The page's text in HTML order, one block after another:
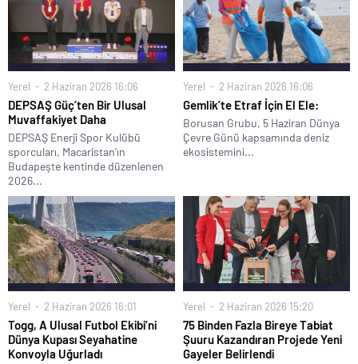
Yerel 2 Haziran 2026 16:06
DEPSAŞ Güç’ten Bir Ulusal
Muvaffakiyet Daha
DEPSAŞ Enerji Spor Kulübü
sporcuları, Macaristan’ın
Budapeşte kentinde düzenlenen
2026...
Yerel 2 Haziran 2026 16:06
Gemlik’te Etraf İçin El Ele:
Borusan Grubu, 5 Haziran Dünya
Çevre Günü kapsamında deniz
ekosistemini...
Yerel 2 Haziran 2026 16:01
Togg, A Ulusal Futbol Ekibi’ni
Dünya Kupası Seyahatine
Konvoyla Uğurladı
Yerel 2 Haziran 2026 15:20
75 Binden Fazla Bireye Tabiat
Şuuru Kazandıran Projede Yeni
Gayeler Belirlendi